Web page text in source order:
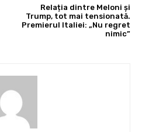
Relația dintre Meloni și
Trump, tot mai tensionată.
Premierul Italiei: „Nu regret
nimic”